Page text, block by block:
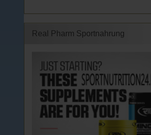
Real Pharm Sportnahrung